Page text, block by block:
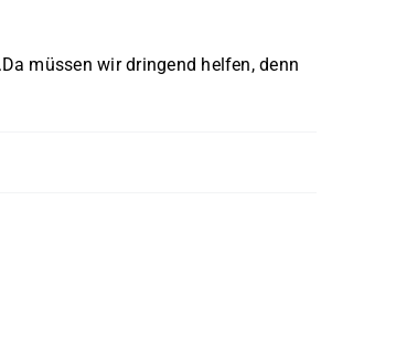
müssen wir dringend helfen, denn